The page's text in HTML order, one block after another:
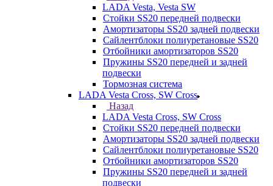
LADA Vesta, Vesta SW
Стойки SS20 передней подвески
Амортизаторы SS20 задней подвески
Сайлентблоки полиуретановые SS20
Отбойники амортизаторов SS20
Пружины SS20 передней и задней
подвески
Тормозная система
LADA Vesta Cross, SW Cross
Назад
LADA Vesta Cross, SW Cross
Стойки SS20 передней подвески
Амортизаторы SS20 задней подвески
Сайлентблоки полиуретановые SS20
Отбойники амортизаторов SS20
Пружины SS20 передней и задней
подвески